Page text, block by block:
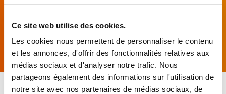
Ce site web utilise des cookies.
Les cookies nous permettent de personnaliser le contenu
et les annonces, d'offrir des fonctionnalités relatives aux
médias sociaux et d'analyser notre trafic. Nous
partageons également des informations sur l'utilisation de
notre site avec nos partenaires de médias sociaux, de
Mes pièces sont livrées et